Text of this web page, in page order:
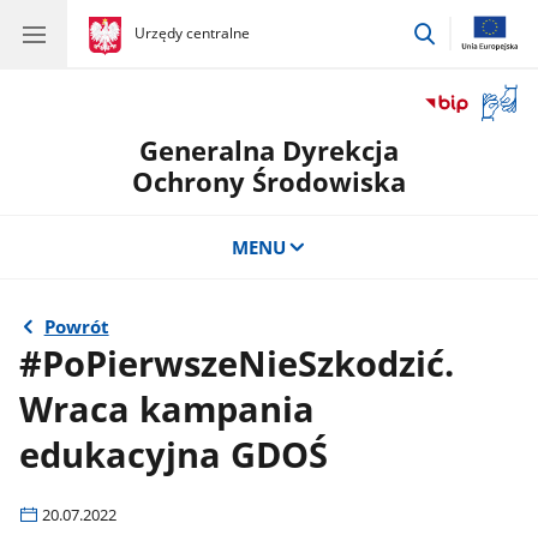
gov.pl
Urzędy centralne
gov.pl
Urzędy
przejdź
okno
Generalna Dyrekcja
Ochrony Środowiska
MENU
Powrót
#PoPierwszeNieSzkodzić.
Wraca kampania
edukacyjna GDOŚ
20.07.2022